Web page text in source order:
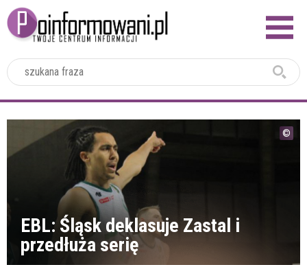
EBL: Śląsk deklasuje Zastal i
przedłuża serię